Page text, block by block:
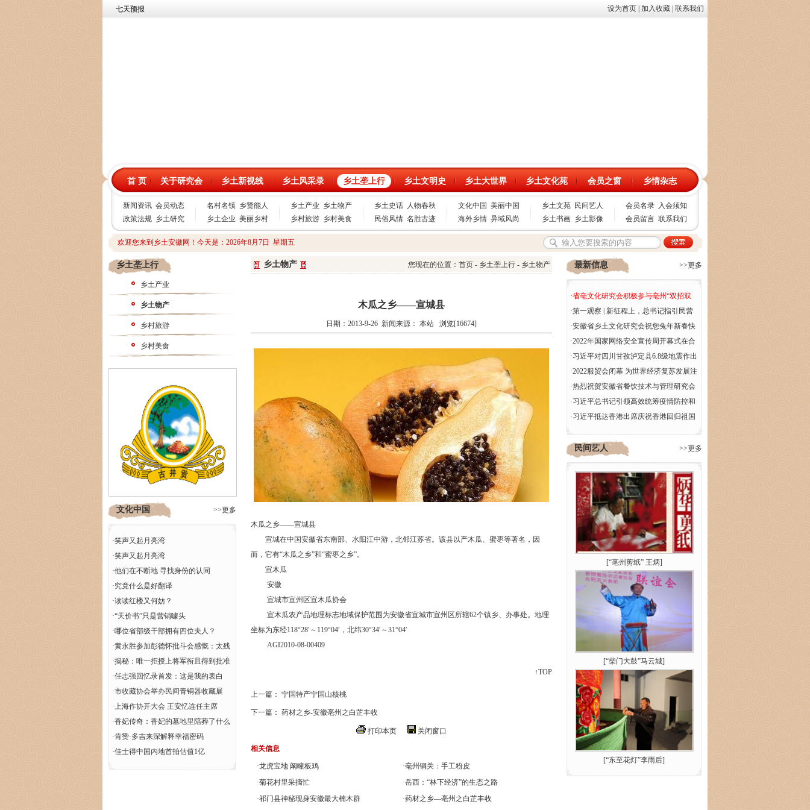
设为首页 加入收藏 联系我们
首 页 关于研究会 乡土新视线 乡土风采录 乡土垄上行 乡土文明史 乡土大世界 乡土文化苑 会员之窗 乡情杂志
新闻资讯 会员动态
政策法规 乡土研究
名村名镇 乡贤能人
乡土企业 美丽乡村
乡土产业
乡土物产
乡村旅游 乡村美食
乡土史话 人物春秋
民俗风情 名胜古迹
文化中国 美丽中国
海外乡情 异域风尚
乡土文苑 民间艺人
乡土书画 乡土影像
会员名录 入会须知
会员留言 联系我们
欢迎您来到乡土安徽网！今天是： 2026年8月7日 星期五
乡土垄上行
乡土产业
乡土物产
乡村旅游
乡村美食
文化中国 >>更多
·笑声又起月亮湾
·笑声又起月亮湾
·他们在不断地 寻找身份的认同
·究竟什么是好翻译
·读读红楼又何妨？
·“天价书”只是营销噱头
·哪位省部级干部拥有四位夫人？
·黄永胜参加彭德怀批斗会感慨：太残
酷了怎能这样
·揭秘：唯一拒授上将军衔且得到批准
的开国将军
·任志强回忆录首发：这是我的表白
·市收藏协会举办民间青铜器收藏展
·上海作协开大会 王安忆连任主席
·香妃传奇：香妃的墓地里陪葬了什么
·肯赞·多吉来深解释幸福密码
·佳士得中国内地首拍估值1亿
乡土物产 您现在的位置：首页 - 乡土垄上行 - 乡土物产
木瓜之乡——宣城县
日期：2013-9-26 新闻来源： 本站 浏览[16674]
木瓜之乡——宣城县
宣城在中国安徽省东南部、水阳江中游，北邻江苏省。该县以产木瓜、蜜枣等著名，因
而，它有“木瓜之乡”和“蜜枣之乡”。
宣木瓜
安徽
宣城市宣州区宣木瓜协会
宣木瓜农产品地理标志地域保护范围为安徽省宣城市宣州区所辖62个镇乡、办事处。地理
坐标为东经118°28′～119°04′，北纬30°34′～31°04′
AGI2010-08-00409
↑TOP
上一篇： 宁国特产宁国山核桃
下一篇： 药材之乡-安徽亳州之白芷丰收
打印本页 关闭窗口
相关信息
·龙虎宝地 阚疃板鸡 ·亳州铜关：手工粉皮
·菊花村里采摘忙 ·岳西：“林下经济”的生态之路
·祁门县神秘现身安徽最大楠木群 ·药材之乡—亳州之白芷丰收
最新信息 >>更多
·省亳文化研究会积极参与亳州“双招双
引”工作
·第一观察 | 新征程上，总书记指引民营
经济发展方向
·安徽省乡土文化研究会祝您兔年新春快
乐，万事如意
·2022年国家网络安全宣传周开幕式在合
肥举行
·习近平对四川甘孜泸定县6.8级地震作出
重要指示
·2022服贸会闭幕 为世界经济复苏发展注
入动力
·热烈祝贺安徽省餐饮技术与管理研究会
成立大会
·习近平总书记引领高效统筹疫情防控和
经济社会发展述评
·习近平抵达香港出席庆祝香港回归祖国
民间艺人 >>更多
[“亳州剪纸” 王炳]
[“柴门大鼓”马云城]
[“东至花灯”李雨后]